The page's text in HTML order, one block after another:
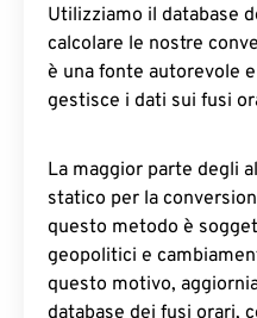
Utilizziamo il database
calcolare le nostre
è una fonte autorevole
gestisce i dati sui fusi
La maggior parte degli
statico per la
questo metodo è
geopolitici e
questo motivo,
database dei fusi orari,